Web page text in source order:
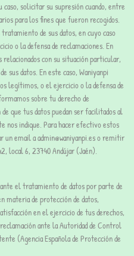
solicitar su supresión cuando, entre
para los fines que fueron recogidos.
de sus datos, en cuyo caso
o la defensa de reclamaciones. En
con su situación particular,
datos. En este caso, Waniyanpi
legítimos, o el ejercicio o la defensa de
sobre tu derecho de
que tus datos puedan ser facilitados al
nos indique. Para hacer efectivo estos
email a admin@waniyanpi.es o remitir
local 6, 23740 Andújar (Jaén).
el tratamiento de datos por parte de
materia de protección de datos,
en el ejercicio de tus derechos,
ante la Autoridad de Control
(Agencia Española de Protección de